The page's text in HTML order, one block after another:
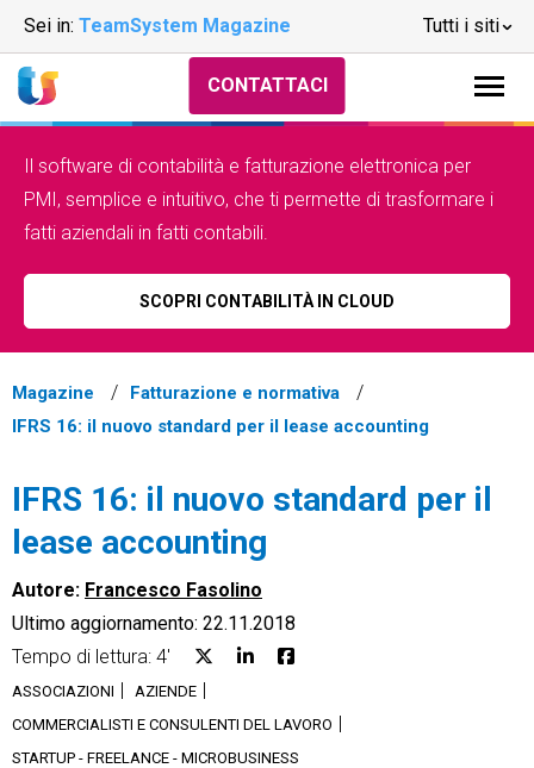
Sei in: TeamSystem Magazine Tutti i siti
CRM
Ecommerce
CONTATTACI
Il software di contabilità e fatturazione elettronica per
PMI, semplice e intuitivo, che ti permette di trasformare i
fatti aziendali in fatti contabili.
SCOPRI CONTABILITÀ IN CLOUD
Magazine
Fatturazione e normativa
IFRS 16: il nuovo standard per il lease accounting
IFRS 16: il nuovo standard per il
lease accounting
Autore: Francesco Fasolino
Ultimo aggiornamento: 22.11.2018
Tempo di lettura: 4'
ASSOCIAZIONI
AZIENDE
COMMERCIALISTI E CONSULENTI DEL LAVORO
STARTUP - FREELANCE - MICROBUSINESS